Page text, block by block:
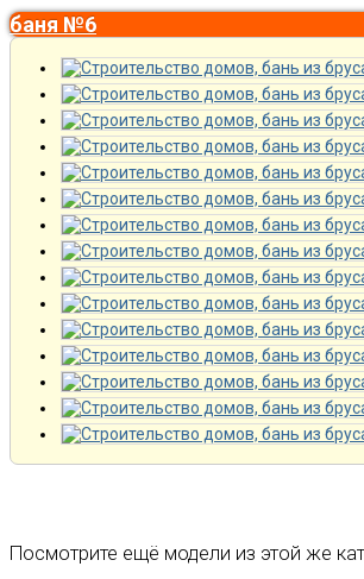
баня №6
Посмотрите ещё модели из этой же